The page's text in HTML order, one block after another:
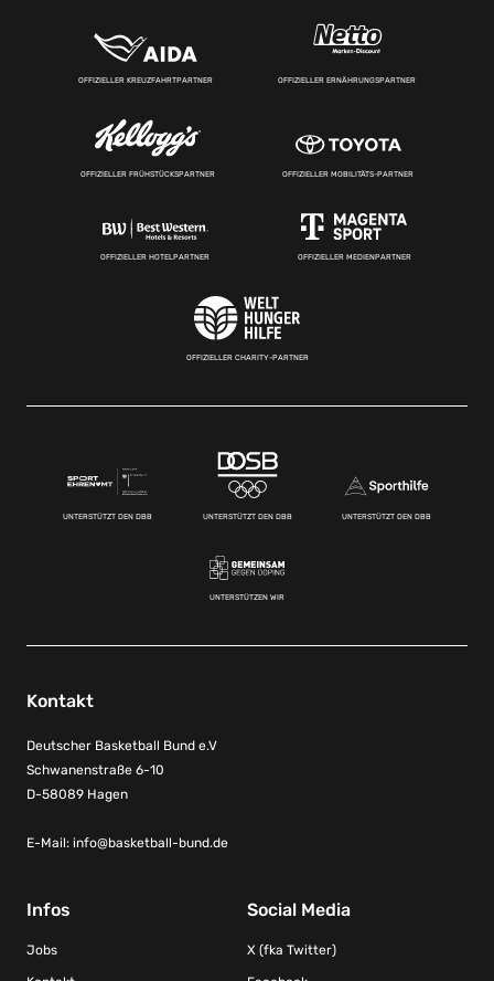
OFFIZIELLER KREUZFAHRTPARTNER OFFIZIELLER ERNÄHRUNGSPARTNER
OFFIZIELLER FRÜHSTÜCKSPARTNER OFFIZIELLER MOBILITÄTS-PARTNER
OFFIZIELLER HOTELPARTNER OFFIZIELLER MEDIENPARTNER
OFFIZIELLER CHARITY-PARTNER
UNTERSTÜTZT DEN DBB UNTERSTÜTZT DEN DBB UNTERSTÜTZT DEN DBB
UNTERSTÜTZEN WIR
Kontakt
Deutscher Basketball Bund e.V
Schwanenstraße 6-10
D-58089 Hagen
E-Mail: info@basketball-bund.de
Infos
Jobs
Social Media
X (fka Twitter)